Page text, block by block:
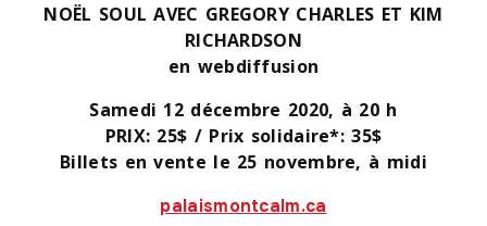
NOËL SOUL AVEC GREGORY CHARLES ET KIM
RICHARDSON
en webdiffusion
Samedi 12 décembre 2020, à 20 h
PRIX: 25$ / Prix solidaire*: 35$
Billets en vente le 25 novembre, à midi
palaismontcalm.ca